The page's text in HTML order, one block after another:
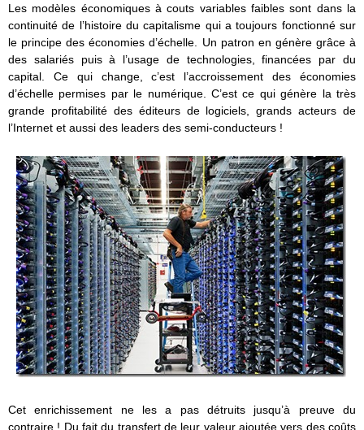
Les modèles économiques à couts variables faibles sont dans la
continuité de l’histoire du capitalisme qui a toujours fonctionné sur
le principe des économies d’échelle. Un patron en génère grâce à
des salariés puis à l’usage de technologies, financées par du
capital. Ce qui change, c’est l’accroissement des économies
d’échelle permises par le numérique. C’est ce qui génère la très
grande profitabilité des éditeurs de logiciels, grands acteurs de
l’Internet et aussi des leaders des semi-conducteurs !
Cet enrichissement ne les a pas détruits jusqu’à preuve du
contraire ! Du fait du transfert de leur valeur ajoutée vers des coûts